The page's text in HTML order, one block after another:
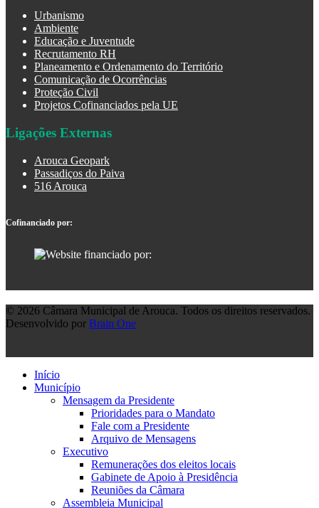
Urbanismo
Ambiente
Educação e Juventude
Recrutamento RH
Planeamento e Ordenamento do Território
Comunicação de Ocorrências
Proteção Civil
Projetos Cofinanciados pela UE
Ligações Externas
Arouca Geopark
Passadiços do Paiva
516 Arouca
Cofinanciado por:
© 2026 Câmara Municipal de Arouca. Todos os direitos reservados.
Desenvolvido por Brain One
Início
Município
Mensagem da Presidente
Prioridades para o Mandato
Fale com a Presidente
Arquivo de Mensagens
Executivo
Remunerações dos eleitos locais
Gabinete de Apoio à Presidência
Reuniões da Câmara
Assembleia Municipal